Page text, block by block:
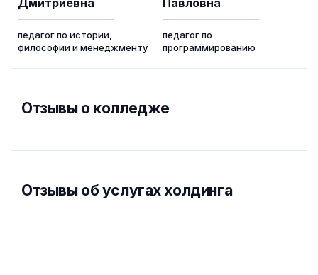
Дмитриевна
педагог по истории,
философии и менеджменту
Павловна
педагог по
программированию
Отзывы о колледже
Отзывы об услугах холдинга